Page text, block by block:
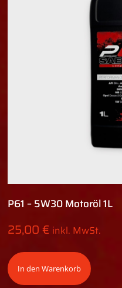
P61 – 5W30 Motoröl 1L
25,00€ inkl. MwSt.
In den Warenkorb